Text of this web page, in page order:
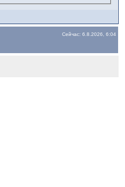
Сейчас: 6.8.2026, 6:04